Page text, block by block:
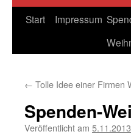
Start Impressum
← Tolle Idee einer Firmen
Spenden-
Veröffentlicht am 5.11.2013